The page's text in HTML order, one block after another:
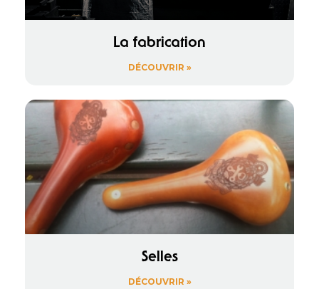
La fabrication
DÉCOUVRIR »
Selles
DÉCOUVRIR »